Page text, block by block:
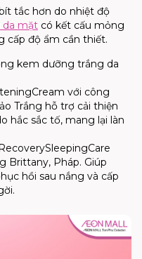
tắc hơn do nhiệt độ
da mặt có kết cấu mỏng
cấp độ ẩm cần thiết.
kem dưỡng trắng da
Cream với công
Trắng hỗ trợ cải thiện
hắc sắc tố, mang lại làn
SleepingCare
Brittany, Pháp. Giúp
hồi sau nắng và cấp